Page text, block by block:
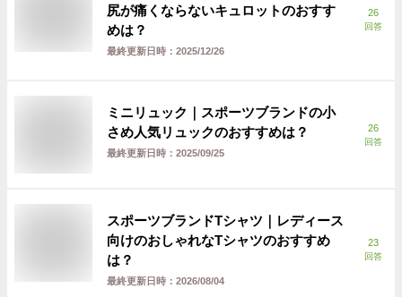
尻が痛くならないキュロットのおすす
めは？
最終更新日時： 2025/12/26
26
回答
ミニリュック｜スポーツブランドの小
さめ人気リュックのおすすめは？
最終更新日時： 2025/09/25
26
回答
スポーツブランドTシャツ｜レディース
向けのおしゃれなTシャツのおすすめ
は？
最終更新日時： 2026/08/04
23
回答